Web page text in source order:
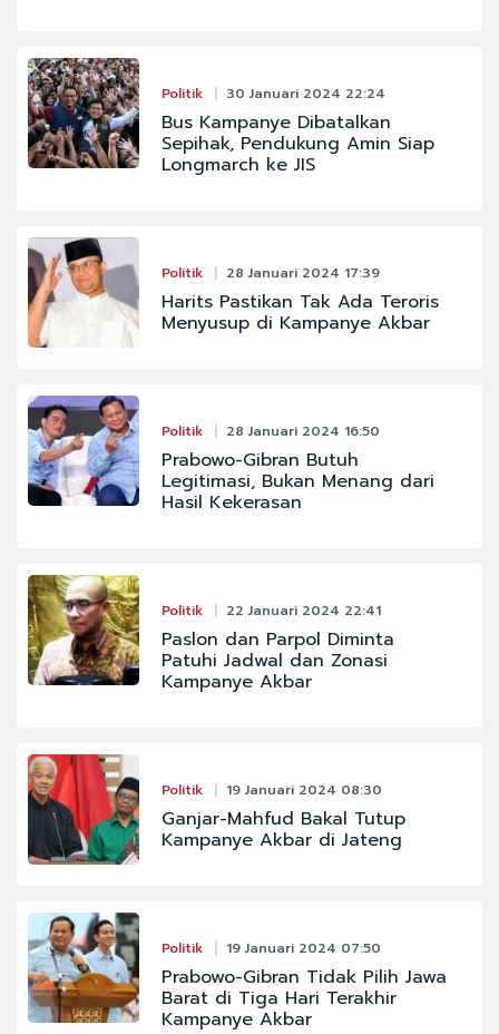
Politik 30 Januari 2024 22:24
Bus Kampanye Dibatalkan
Sepihak, Pendukung Amin Siap
Longmarch ke JIS
Politik 28 Januari 2024 17:39
Harits Pastikan Tak Ada Teroris
Menyusup di Kampanye Akbar
Politik 28 Januari 2024 16:50
Prabowo-Gibran Butuh
Legitimasi, Bukan Menang dari
Hasil Kekerasan
Politik 22 Januari 2024 22:41
Paslon dan Parpol Diminta
Patuhi Jadwal dan Zonasi
Kampanye Akbar
Politik 19 Januari 2024 08:30
Ganjar-Mahfud Bakal Tutup
Kampanye Akbar di Jateng
Politik 19 Januari 2024 07:50
Prabowo-Gibran Tidak Pilih Jawa
Barat di Tiga Hari Terakhir
Kampanye Akbar